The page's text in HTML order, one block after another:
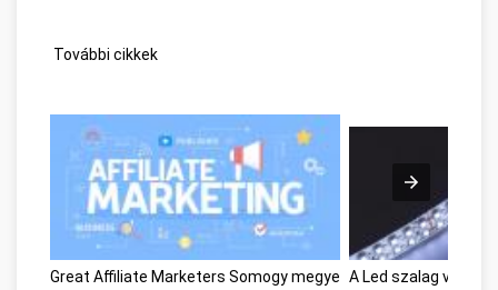
További cikkek
Great Affiliate Marketers Somogy megye A Led szalag